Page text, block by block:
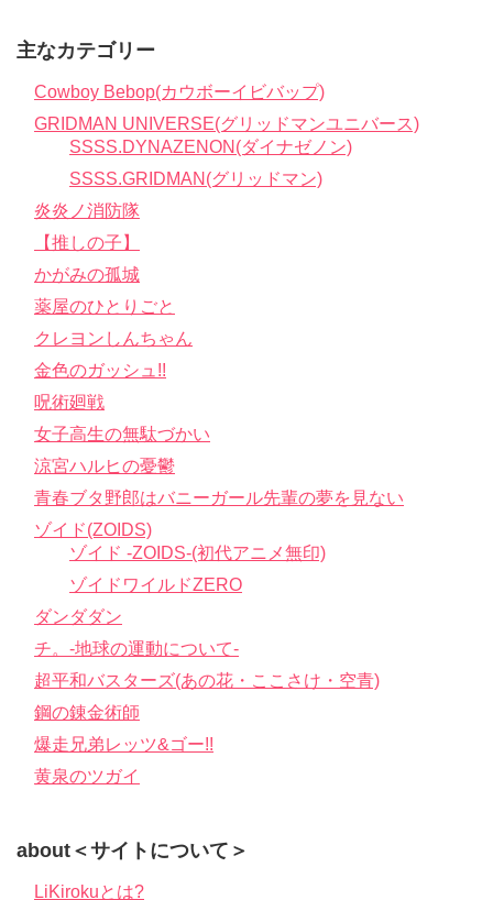
主なカテゴリー
Cowboy Bebop(カウボーイビバップ)
GRIDMAN UNIVERSE(グリッドマンユニバース)
SSSS.DYNAZENON(ダイナゼノン)
SSSS.GRIDMAN(グリッドマン)
炎炎ノ消防隊
【推しの子】
かがみの孤城
薬屋のひとりごと
クレヨンしんちゃん
金色のガッシュ!!
呪術廻戦
女子高生の無駄づかい
涼宮ハルヒの憂鬱
青春ブタ野郎はバニーガール先輩の夢を見ない
ゾイド(ZOIDS)
ゾイド -ZOIDS-(初代アニメ無印)
ゾイドワイルドZERO
ダンダダン
チ。-地球の運動について-
超平和バスターズ(あの花・ここさけ・空青)
鋼の錬金術師
爆走兄弟レッツ&ゴー!!
黄泉のツガイ
about＜サイトについて＞
LiKirokuとは?